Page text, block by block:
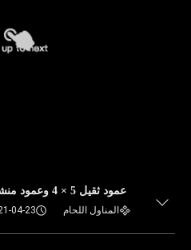
عمود ثقيل 5 × 4 وعمود منشار لحام منشار تانك ترافيرس أوتو
المناول اللحام 04-23